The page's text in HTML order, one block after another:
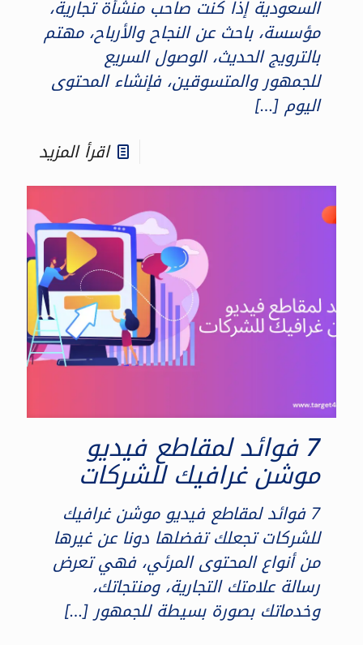
السعودية إذا كنت صاحب منشأة تجارية،
مؤسسة، باحث عن النجاح والأرباح، مهتم
بالترويج الحديث، الوصول السريع
للجمهور والمتسوقين، فإنشاء المحتوى
اليوم[…]
اقرأ المزيد
7 فوائد لمقاطع فيديو
موشن غرافيك للشركات
7 فوائد لمقاطع فيديو موشن غرافيك
للشركات تجعلك تفضلها دونا عن غيرها
من أنواع المحتوى المرئي، فهي تعرض
رسالة علامتك التجارية، ومنتجاتك،
وخدماتك بصورة بسيطة للجمهور[…]